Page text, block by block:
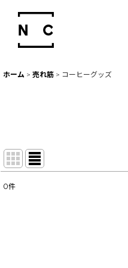
ホーム > 売れ筋 > コーヒーグッズ
0件